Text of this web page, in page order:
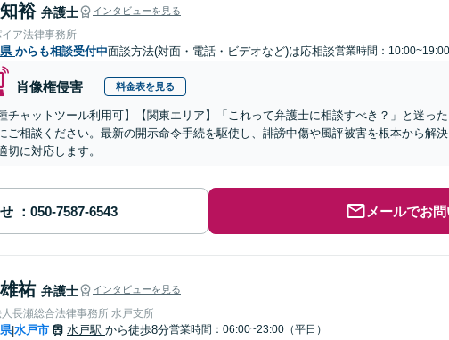
裕 弁護士 インタビューを見る
ア法律事務所
からも相談受付中面談方法(対面・電話・ビデオなど)は応相談営業時間：10:00~19:00
肖像権侵害 料金表を見る
種チャットツール利用可】【関東エリア】「これって弁護士に相談すべき？」と迷っ
ご相談ください。最新の開示命令手続を駆使し、誹謗中傷や風評被害を根本から解
切に対応します。
メールでお
祐 弁護士 インタビューを見る
長瀬総合法律事務所 水戸支所
|水戸市 水戸駅 から徒歩8分営業時間：06:00~23:00（平日）